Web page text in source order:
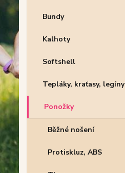
Bundy
Kalhoty
Softshell
Tepláky, kraťasy, legíny
Ponožky
Běžné nošení
Protiskluz, ABS